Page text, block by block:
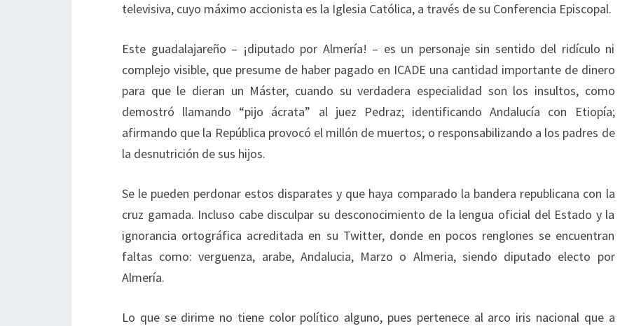
televisiva, cuyo máximo accionista es la Iglesia Católica, a través de su Conferencia Episcopal.
Este guadalajareño – ¡diputado por Almería! – es un personaje sin sentido del ridículo ni
complejo visible, que presume de haber pagado en ICADE una cantidad importante de dinero
para que le dieran un Máster, cuando su verdadera especialidad son los insultos, como
demostró llamando “pijo ácrata” al juez Pedraz; identificando Andalucía con Etiopía;
afirmando que la República provocó el millón de muertos; o responsabilizando a los padres de
la desnutrición de sus hijos.
Se le pueden perdonar estos disparates y que haya comparado la bandera republicana con la
cruz gamada. Incluso cabe disculpar su desconocimiento de la lengua oficial del Estado y la
ignorancia ortográfica acreditada en su Twitter, donde en pocos renglones se encuentran
faltas como: verguenza, arabe, Andalucia, Marzo o Almeria, siendo diputado electo por
Almería.
Lo que se dirime no tiene color político alguno, pues pertenece al arco iris nacional que a